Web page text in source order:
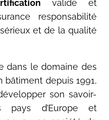
valide et
responsabilité
et de la qualité
dans le domaine des
depuis 1991,
son savoir-
pays d’Europe et